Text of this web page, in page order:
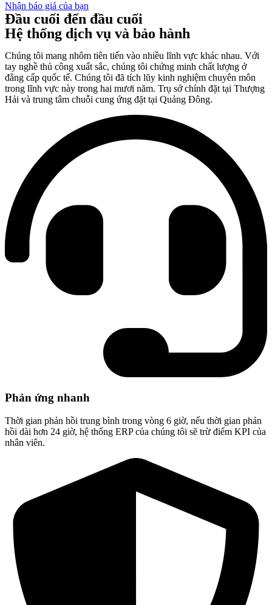
Nhận báo giá của bạn
Đầu cuối đến đầu cuối
Hệ thống dịch vụ và bảo hành
Chúng tôi mang nhôm tiên tiến vào nhiều lĩnh vực khác nhau. Với
tay nghề thủ công xuất sắc, chúng tôi chứng minh chất lượng ở
đẳng cấp quốc tế. Chúng tôi đã tích lũy kinh nghiệm chuyên môn
trong lĩnh vực này trong hai mươi năm. Trụ sở chính đặt tại Thượng
Hải và trung tâm chuỗi cung ứng đặt tại Quảng Đông.
Phản ứng nhanh
Thời gian phản hồi trung bình trong vòng 6 giờ, nếu thời gian phản
hồi dài hơn 24 giờ, hệ thống ERP của chúng tôi sẽ trừ điểm KPI của
nhân viên.